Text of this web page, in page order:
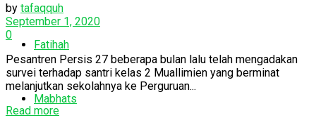
Fatihah
Mabhats
by tafaqquh
September 1, 2020
0
Pesantren Persis 27 beberapa bulan lalu telah mengadakan
survei terhadap santri kelas 2 Muallimien yang berminat
melanjutkan sekolahnya ke Perguruan...
Read more